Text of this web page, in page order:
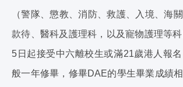
（警隊、懲教、消防、救護、入境、海
款待、醫科及護理科，以及寵物護理等
5日起接受中六離校生或滿21歲港人報
般一年修畢，修畢DAE的學生畢業成績